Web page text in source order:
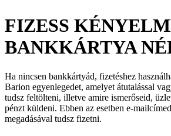
FIZESS
BANKKÁRTYA
Ha nincsen bankkártyád, fizetéshez
Barion egyenlegedet, amelyet átutalással
tudsz feltölteni, illetve amire ismerőseid,
pénzt küldeni. Ebben az esetben e-
megadásával tudsz fizetni.